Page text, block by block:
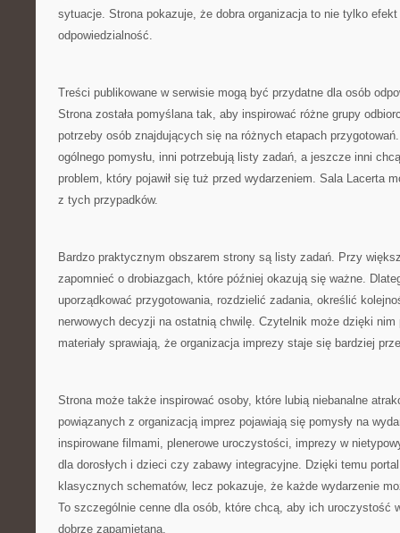
sytuacje. Strona pokazuje, że dobra organizacja to nie tylko
odpowiedzialność.
Treści publikowane w serwisie mogą być przydatne dla osób
Strona została pomyślana tak, aby inspirować różne grupy
potrzeby osób znajdujących się na różnych etapach
ogólnego pomysłu, inni potrzebują listy zadań, a jeszcze inni
problem, który pojawił się tuż przed wydarzeniem. Sala Lacerta
z tych przypadków.
Bardzo praktycznym obszarem strony są listy zadań. Przy
zapomnieć o drobiazgach, które później okazują się ważne.
uporządkować przygotowania, rozdzielić zadania, określić
nerwowych decyzji na ostatnią chwilę. Czytelnik może dzięki nim
materiały sprawiają, że organizacja imprezy staje się bardziej
Strona może także inspirować osoby, które lubią niebanalne
powiązanych z organizacją imprez pojawiają się pomysły na
inspirowane filmami, plenerowe uroczystości, imprezy w
dla dorosłych i dzieci czy zabawy integracyjne. Dzięki temu
klasycznych schematów, lecz pokazuje, że każde wydarzenie
To szczególnie cenne dla osób, które chcą, aby ich uroczystość
dobrze zapamiętana.